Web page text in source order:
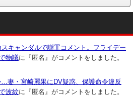
キャンダルで謝罪コメント。フライデー
物議に『匿名』がコメントをしました。
妻・宮崎麗果にDV疑惑、保護命令違反
波紋に『匿名』がコメントをしました。